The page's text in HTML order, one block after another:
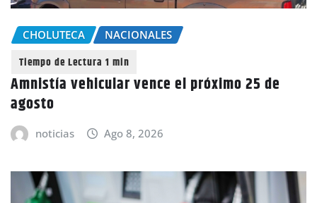
CHOLUTECA NACIONALES
Amnistía vehicular vence el próximo 25 de
agosto
noticias Ago 8, 2026